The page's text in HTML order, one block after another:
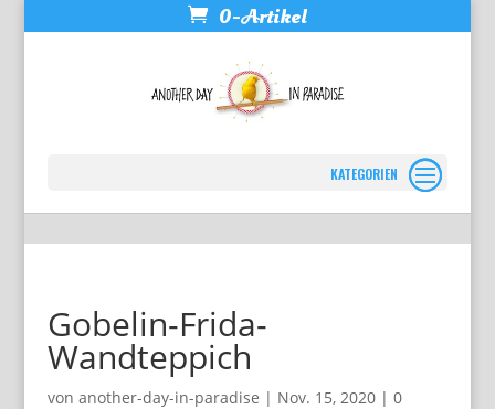
0-Artikel
Gobelin-Frida-
Wandteppich
von another-day-in-paradise | Nov. 15, 2020| 0